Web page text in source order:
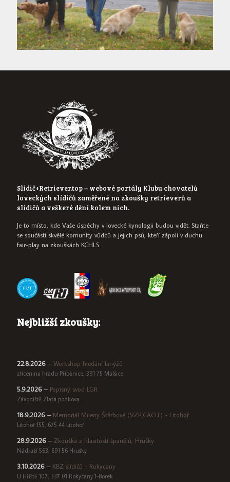
Slídič+Retriever.top – webové portály Klubu chovatelů
loveckých slídičů zaměřené na zkoušky retrieverů a
slídičů a veškeré dění kolem nich.
Je to místo, kde Vaše úspěchy v lovecké kynologii budou vidět. Staňte
se součástí skvělé komunity vůdců a jejich psů, kteří zápolí v duchu
fair-play na zkouškách KCHLS.
Nejbližší zkoušky:
22.8.2026 –Workshop hledání lanýžů
zřícenina hradu Příběnice, 391 75 Malšice
5.9.2026 – Popisný svod LGR
Závodiště Zlatá podkova
18.9.2026 – Memoriál Mileny Štěrbové (VZP,CACIT) - Litohoř
Litohoř 155, 675 44 Litohoř
28.9.2026 – Zkouška z hlasitosti španělů, Hrušky
Nádraží 563, 691 56 Hrušky
3.10.2026 – KBZ slídičů - Rokycany
U Hřiště 107, 337 01 Rokycany 1-Borek